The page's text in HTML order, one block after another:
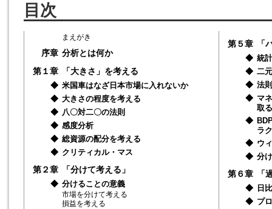
目次
まえがき
序章 分析とは何か
第１章
「大きさ」を考える
◆ 米国車はなざ日本市場に入れないか
◆ 大きさの程度を考える
◆ 八〇対二〇の法則
◆ 感度分析
◆ 総資源の配分を考える
◆ クリティカル・マス
第２章 「分けて考える」
◆ 分けることの意義
市場を分けて考える
損益を考える
第５章 「
◆ 統
◆ 二
◆ 法
◆ マ
取る
◆
ラ
◆ ウ
◆ 分
第６章 「
◆ 日
◆ プ